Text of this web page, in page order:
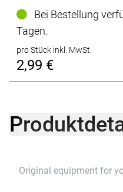
Bei Bestellung
Tagen.
pro Stück inkl. MwSt.
2,99 €
Original equipment for